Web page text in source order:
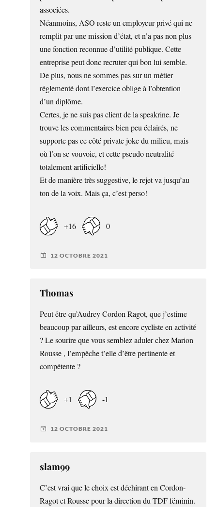
associées.
Néanmoins, ASO reste un employeur privé qui ne
remplit par une mission d’état, et n’a pas non plus
une fonction reconnue d’utilité publique. Cette
entreprise peut donc recruter qui bon lui semble.
De plus, nous ne sommes pas sur un métier
réglementé dont l’exercice oblige à l’obtention
d’un diplôme.
Certes, je ne suis pas client de la speakrine. Je
trouve les commentaires bien peu éclairés, ne
supporte pas ce côté private joke du milieu, mais
où l’on se vouvoie, et cette pseudo neutralité
totalement artificielle!
Et de manière très suggestive, le rejet va jusqu’au
ton de la voix. Mais ça, c’est perso!
+16 0
12 OCTOBRE 2021
Thomas
Peut être qu’Audrey Cordon Ragot, que j’estime
beaucoup par ailleurs, est encore cycliste en activité
? Le sourire que vous semblez aduler chez Marion
Rousse , l’empêche t’elle d’être pertinente et
compétente ?
+1 -1
12 OCTOBRE 2021
slam99
C’est vrai que le choix est déchirant en Cordon-
Ragot et Rousse pour la direction du TDF féminin.